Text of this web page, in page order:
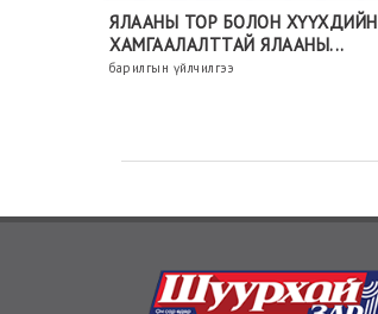
ЯЛААНЫ ТОР БОЛОН ХҮҮХДИЙН
ХАМГААЛАЛТТАЙ ЯЛААНЫ...
барилгын үйлчилгээ